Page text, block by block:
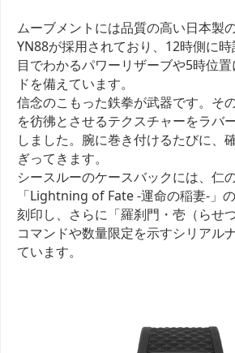
ムーブメントには品質の高い日本製
YN88が採用されており、12時側に
目でわかるパワーリザーブや5時位
ドを備えています。
信念のこもった鉄拳が武器です。そ
を彷彿とさせるテクスチャーをラバ
しました。腕に巻き付けるたびに、
ぎってきます。
シースルーのケースバックには、仁
「Lightning of Fate -運命の稲妻-」
刻印し、さらに「羅刹門・壱（らせ
コマンドや数量限定を示すシリアル
ています。